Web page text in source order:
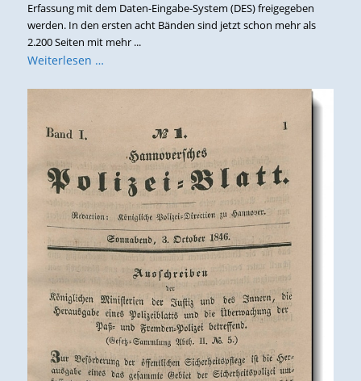
Erfassung mit dem Daten-Eingabe-System (DES) freigegeben
werden. In den ersten acht Bänden sind jetzt schon mehr als
2.200 Seiten mit mehr ...
Weiterlesen …